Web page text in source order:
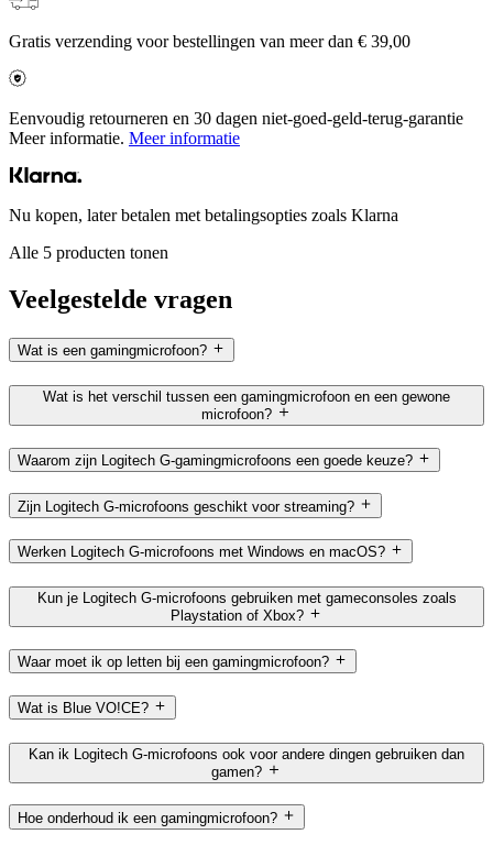
Gratis verzending voor bestellingen van meer dan € 39,00
Eenvoudig retourneren en 30 dagen niet-goed-geld-terug-garantie
Meer informatie. Meer informatie
Nu kopen, later betalen met betalingsopties zoals Klarna
Alle 5 producten tonen
Veelgestelde vragen
Wat is een gamingmicrofoon?
Wat is het verschil tussen een gamingmicrofoon en een gewone
microfoon?
Waarom zijn Logitech G-gamingmicrofoons een goede keuze?
Zijn Logitech G-microfoons geschikt voor streaming?
Werken Logitech G-microfoons met Windows en macOS?
Kun je Logitech G-microfoons gebruiken met gameconsoles zoals
Playstation of Xbox?
Waar moet ik op letten bij een gamingmicrofoon?
Wat is Blue VO!CE?
Kan ik Logitech G-microfoons ook voor andere dingen gebruiken dan
gamen?
Hoe onderhoud ik een gamingmicrofoon?